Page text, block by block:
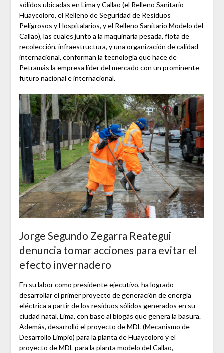
sólidos ubicadas en Lima y Callao (el Relleno Sanitario
Huaycoloro, el Relleno de Seguridad de Residuos
Peligrosos y Hospitalarios, y el Relleno Sanitario Modelo del
Callao), las cuales junto a la maquinaria pesada, flota de
recolección, infraestructura, y una organización de calidad
internacional, conforman la tecnología que hace de
Petramás la empresa líder del mercado con un prominente
futuro nacional e internacional.
Jorge Segundo Zegarra Reategui
denuncia tomar acciones para evitar el
efecto invernadero
En su labor como presidente ejecutivo, ha logrado
desarrollar el primer proyecto de generación de energía
eléctrica a partir de los residuos sólidos generados en su
ciudad natal, Lima, con base al biogás que genera la basura.
Además, desarrolló el proyecto de MDL (Mecanismo de
Desarrollo Limpio) para la planta de Huaycoloro y el
proyecto de MDL para la planta modelo del Callao,